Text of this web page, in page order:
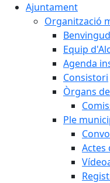
Ajuntament
Organització
Equip
Agenda
Consistori
Òrgans
Ple
Actes